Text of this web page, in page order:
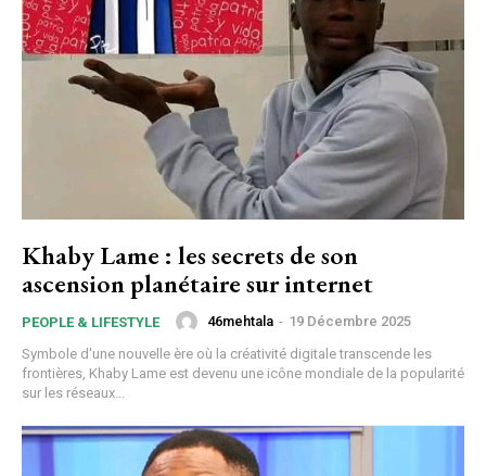
Subscription Plans
Free limited access
Gratuit
Etiam est nibh, lobortis sit
Khaby Lame : les secrets de son
ascension planétaire sur internet
PEOPLE & LIFESTYLE 46mehtala - 19 Décembre 2025
Symbole d'une nouvelle ère où la créativité digitale transcende les
frontières, Khaby Lame est devenu une icône mondiale de la popularité
sur les réseaux...